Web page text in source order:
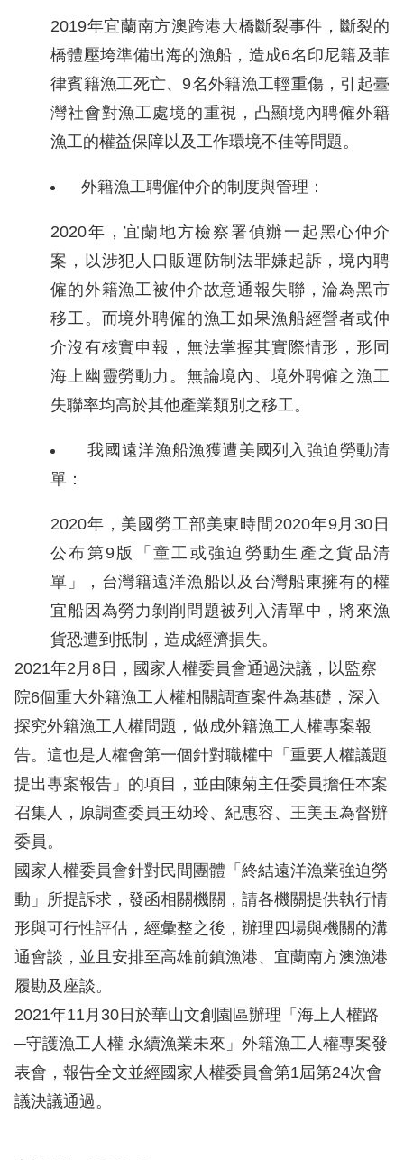
宣
告
無
障
礙
網
頁
宣
言
2019年宜蘭南方澳跨港大橋斷裂事件，斷裂的
橋體壓垮準備出海的漁船，造成6名印尼籍及菲
律賓籍漁工死亡、9名外籍漁工輕重傷，引起臺
灣社會對漁工處境的重視，凸顯境內聘僱外籍
漁工的權益保障以及工作環境不佳等問題。
外籍漁工聘僱仲介的制度與管理：
2020年，宜蘭地方檢察署偵辦一起黑心仲介
案，以涉犯人口販運防制法罪嫌起訴，境內聘
僱的外籍漁工被仲介故意通報失聯，淪為黑市
移工。而境外聘僱的漁工如果漁船經營者或仲
介沒有核實申報，無法掌握其實際情形，形同
海上幽靈勞動力。無論境內、境外聘僱之漁工
失聯率均高於其他產業類別之移工。
我國遠洋漁船漁獲遭美國列入強迫勞動清
單：
2020年，美國勞工部美東時間2020年9月30日
公布第9版「童工或強迫勞動生產之貨品清
單」，台灣籍遠洋漁船以及台灣船東擁有的權
宜船因為勞力剝削問題被列入清單中，將來漁
貨恐遭到抵制，造成經濟損失。
2021年2月8日，國家人權委員會通過決議，以監察
院6個重大外籍漁工人權相關調查案件為基礎，深入
探究外籍漁工人權問題，做成外籍漁工人權專案報
告。這也是人權會第一個針對職權中「重要人權議題
提出專案報告」的項目，並由陳菊主任委員擔任本案
召集人，原調查委員王幼玲、紀惠容、王美玉為督辦
委員。
國家人權委員會針對民間團體「終結遠洋漁業強迫勞
動」所提訴求，發函相關機關，請各機關提供執行情
形與可行性評估，經彙整之後，辦理四場與機關的溝
通會談，並且安排至高雄前鎮漁港、宜蘭南方澳漁港
履勘及座談。
2021年11月30日於華山文創園區辦理「海上人權路
─守護漁工人權 永續漁業未來」外籍漁工人權專案發
表會，報告全文並經國家人權委員會第1屆第24次會
議決議通過。